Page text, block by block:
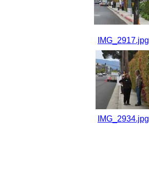
IMG_2917.jpg
IMG_2934.jpg